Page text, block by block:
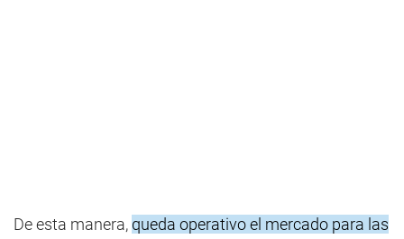
De esta manera, queda operativo el mercado para las